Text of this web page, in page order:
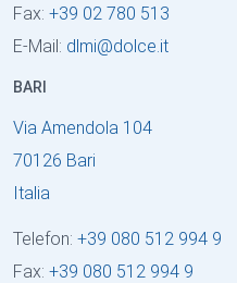
Fax: +39 02 780 513
E-Mail: dlmi@dolce it
BARI
Via Amendola 104
70126 Bari
Italia
Telefon: +39 080 512 994 9
Fax: +39 080 512 994 9